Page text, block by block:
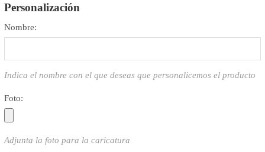
Personalización
Nombre:
Indica el nombre con el que deseas que personalicemos el producto
Foto:
Adjunta la foto para la caricatura